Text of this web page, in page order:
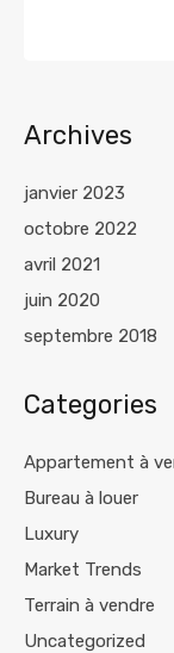
Archives
janvier 2023
octobre 2022
avril 2021
juin 2020
septembre 2018
Categories
Appartement à
Bureau à louer
Luxury
Market Trends
Terrain à vendre
Uncategorized